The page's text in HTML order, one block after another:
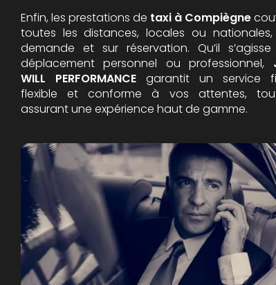
Enfin, les prestations de taxi à Compiègne
toutes les distances, locales ou
demande et sur réservation. Qu’il s’agisse
déplacement personnel ou professionnel,
WILL PERFORMANCE garantit un service
flexible et conforme à vos attentes,
assurant une expérience haut de gamme.